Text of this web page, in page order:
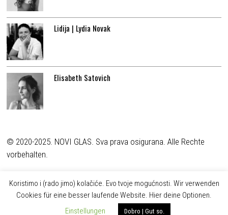
Lidija | Lydia Novak
Elisabeth Satovich
© 2020-2025. NOVI GLAS. Sva prava osigurana. Alle Rechte
vorbehalten.
Koristimo i (rado jimo) kolačiće. Evo tvoje mogućnosti. Wir verwenden
Cookies für eine besser laufende Website. Hier deine Optionen.
Einstellungen
Dobro | Gut so.